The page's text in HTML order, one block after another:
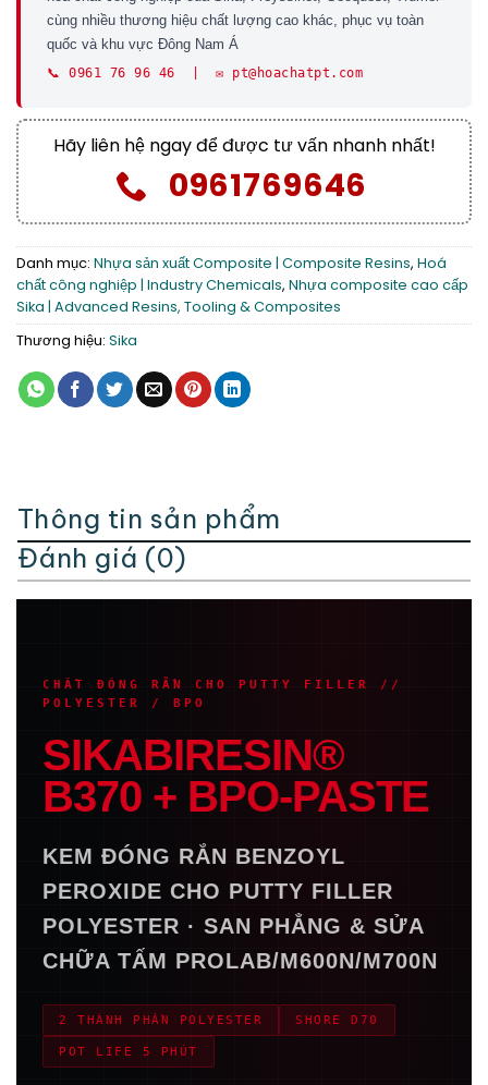
cùng nhiều thương hiệu chất lượng cao khác, phục vụ toàn
quốc và khu vực Đông Nam Á
📞 0961 76 96 46 | ✉️ pt@hoachatpt.com
Hãy liên hệ ngay để được tư vấn nhanh nhất!
0961769646
Danh mục: Nhựa sản xuất Composite | Composite Resins, Hoá
chất công nghiệp | Industry Chemicals, Nhựa composite cao cấp
Sika | Advanced Resins, Tooling & Composites
Thương hiệu: Sika
Thông tin sản phẩm
Đánh giá (0)
CHẤT ĐÓNG RẮN CHO PUTTY FILLER //
POLYESTER / BPO
SIKABIRESIN®
B370 + BPO-PASTE
KEM ĐÓNG RẮN BENZOYL
PEROXIDE CHO PUTTY FILLER
POLYESTER · SAN PHẲNG & SỬA
CHỮA TẤM PROLAB/M600N/M700N
2 THÀNH PHẦN POLYESTER SHORE D70
POT LIFE 5 PHÚT